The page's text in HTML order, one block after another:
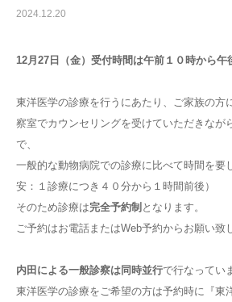
2024.12.20
12月27日（金）受付時間は午前１０時から午
東洋医学の診療を行うにあたり、ご家族の方
察室でカウンセリングを受けていただきなが
で、
一般的な動物病院での診療に比べて時間を要
安：１診療につき４０分から１時間前後）
そのため診療は完全予約制 となります。
ご予約はお電話またはWeb予約からお願い致
内田による一般診察は同時並行で行なってい
東洋医学の診療をご希望の方は予約時に『東
総合案内
診察料金
院内の様子
アクセス
お問合せ